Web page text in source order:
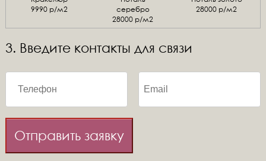
9990 р/м2
серебро
28000 р/м2
28000 р/м2
3. Введите контакты для связи
Отправить заявку